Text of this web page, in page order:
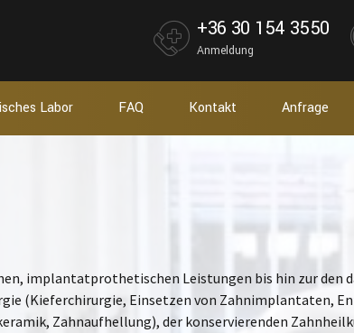
+36 30 154 3550
Anmeldung
Labor FAQ Kontakt Anfrage
implantatprothetischen Leistungen bis hin zur den
(Kieferchirurgie, Einsetzen von Zahnimplantaten,
Zahnaufhellung), der konservierenden